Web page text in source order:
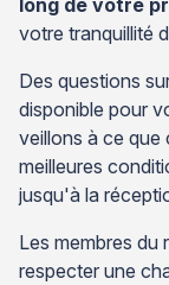
long de votre
votre tranquillité
Des questions
disponible pour
veillons à ce que
meilleures
jusqu'à la
Les membres du
respecter une